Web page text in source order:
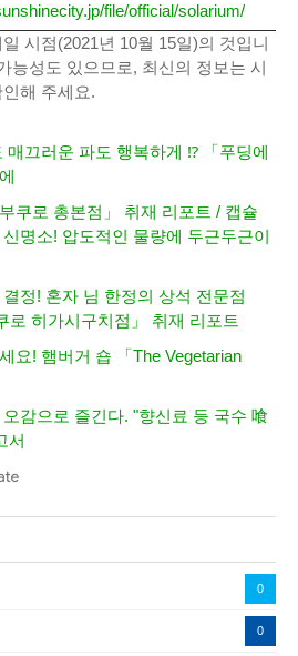
file/official/solarium/
시점(2021년 10월 15일)의 것입니
능성도 있으므로, 최신의 정보는 시
해 주세요.
매끄러운 파도 행복하게 ⁉ 「푸딩에
쿠로 총본점」 취재 리포트 / 캡슐
명소! 압도적인 물량에 두근두근이
정! 혼자 님 한정의 상석 전문점
로 히가시구치점」 취재 리포트
요! 햄버거 숍 「The Vegetarian
감으로 즐긴다. "향신료 등 국수 喰
서
0
0